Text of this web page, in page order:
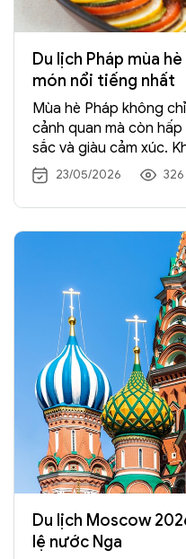
Du lịch Pháp mùa
món nổi tiếng nhất
Mùa hè Pháp không
cảnh quan mà còn
sắc và giàu cảm xúc.
đầy nghệ thuật, các
thường tập trung vào
hương vị thanh nhẹ tự
mắt.
23/05/2026 326
Du lịch Moscow
lệ nước Nga